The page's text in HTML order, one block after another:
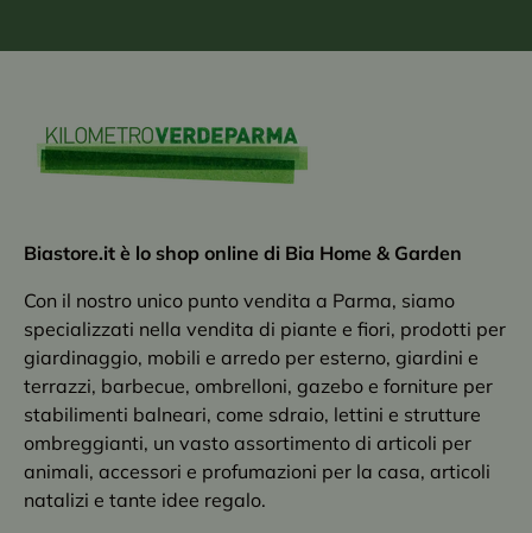
Biastore.it è lo shop online di Bia Home & Garden
Con il nostro unico punto vendita a Parma, siamo
specializzati nella vendita di piante e fiori, prodotti per
giardinaggio, mobili e arredo per esterno, giardini e
terrazzi, barbecue, ombrelloni, gazebo e forniture per
stabilimenti balneari, come sdraio, lettini e strutture
ombreggianti, un vasto assortimento di articoli per
animali, accessori e profumazioni per la casa, articoli
natalizi e tante idee regalo.